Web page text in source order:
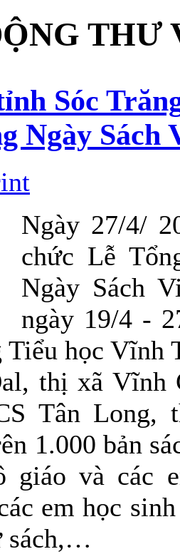
THƯ
Sóc
Ngày Sách
Ngày 27/4/
chức Lễ
Ngày Sách
ngày 19/4 -
học Vĩnh
thị xã Vĩnh
Tân Long,
1.000 bản
giáo và các
em học
sách,…